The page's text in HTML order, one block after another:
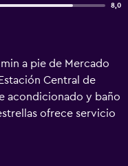
8,0
a pie de Mercado
Central de
acondicionado y baño
ofrece servicio
Este alojamiento
a pie de Templo